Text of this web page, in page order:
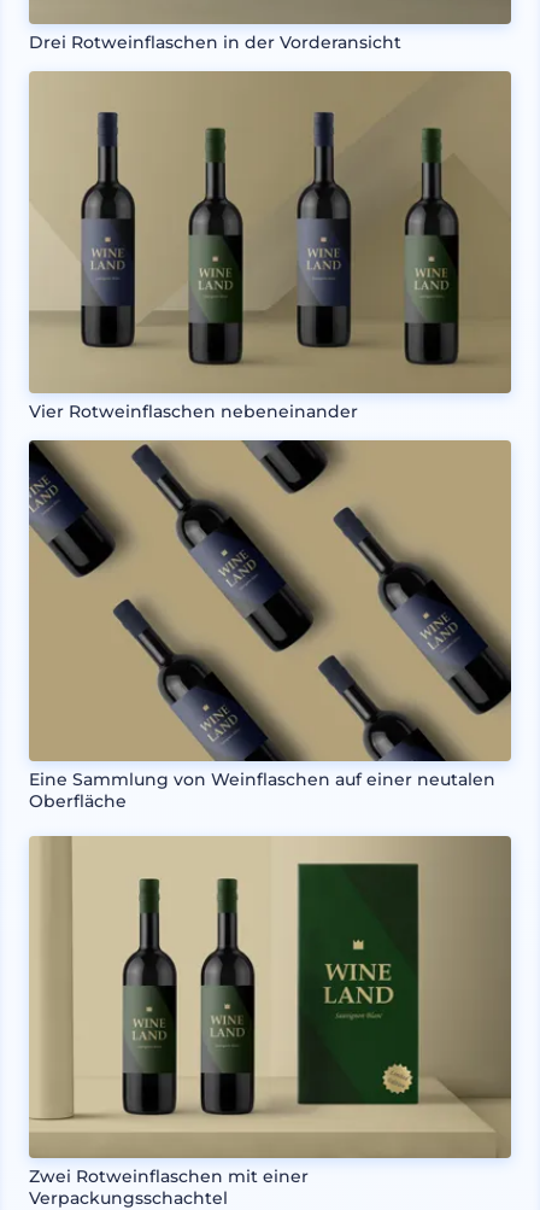
Drei Rotweinflaschen in der Vorderansicht
Vier Rotweinflaschen nebeneinander
Eine Sammlung von Weinflaschen auf einer neutalen
Oberfläche
Zwei Rotweinflaschen mit einer
Verpackungsschachtel